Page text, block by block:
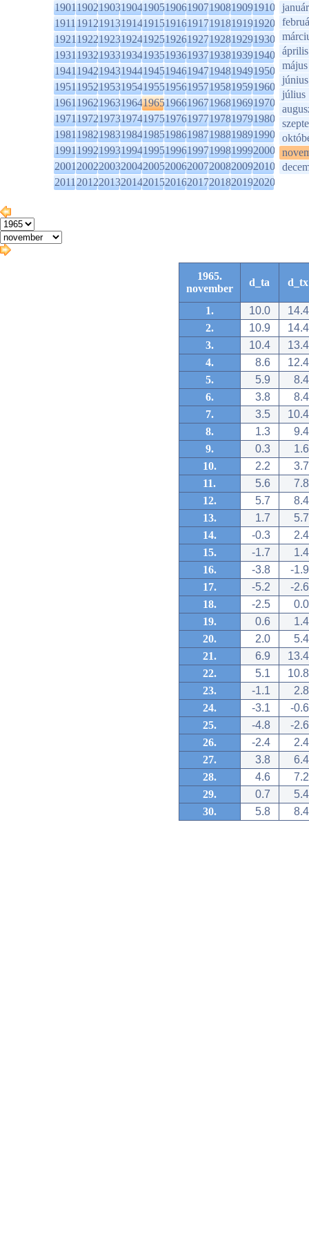
1901190219031904190519061907190819091910
1911191219131914191519161917191819191920
1921192219231924192519261927192819291930
1931193219331934193519361937193819391940
1941194219431944194519461947194819491950
1951195219531954195519561957195819591960
1961196219631964196519661967196819691970
1971197219731974197519761977197819791980
1981198219831984198519861987198819891990
1991199219931994199519961997199819992000
2001200220032004200520062007200820092010
2011201220132014201520162017201820192020
január
április
május
június
július
1965.
november
d_ta d_tx
1. 10.0
14.4
2.
10.9
14.4
3.
10.4
13.4
4.
8.6
12.4
5.
5.9
8.4
6.
3.8
8.4
7.
3.5
10.4
8.
1.3
9.4
9.
0.3
1.6
10.
2.2
3.7
11.
5.6
7.8
12.
5.7
8.4
13.
1.7
5.7
14.
-0.3
2.4
15.
-1.7
1.4
16.
-3.8
-1.9
17.
-5.2
-2.6
18.
-2.5
0.0
19.
0.6
1.4
20.
2.0
5.4
21.
6.9
13.4
22.
5.1
10.8
23.
-1.1
2.8
24.
-3.1
-0.6
25.
-4.8
-2.6
26.
-2.4
2.4
27.
3.8
6.4
28.
4.6
7.2
29.
0.7
5.4
30.
5.8 8.4